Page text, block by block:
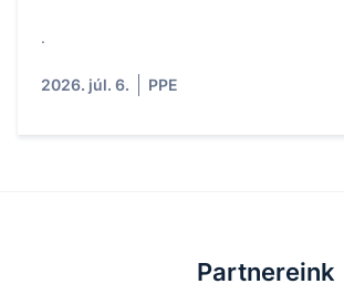
.
2026. júl. 6. PPE
Partnereink